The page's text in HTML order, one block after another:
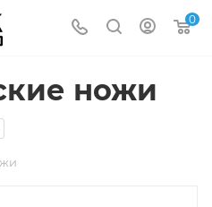
0
ножи